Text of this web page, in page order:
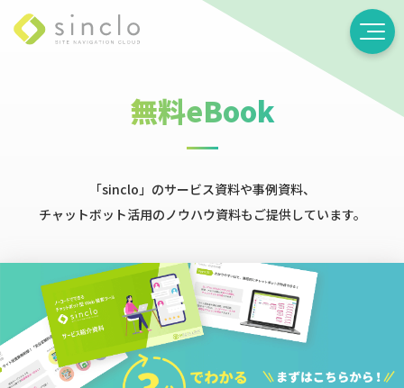
無料eBook
「sinclo」のサービス資料や事例資料、
チャットボット活用のノウハウ資料もご提供しています。